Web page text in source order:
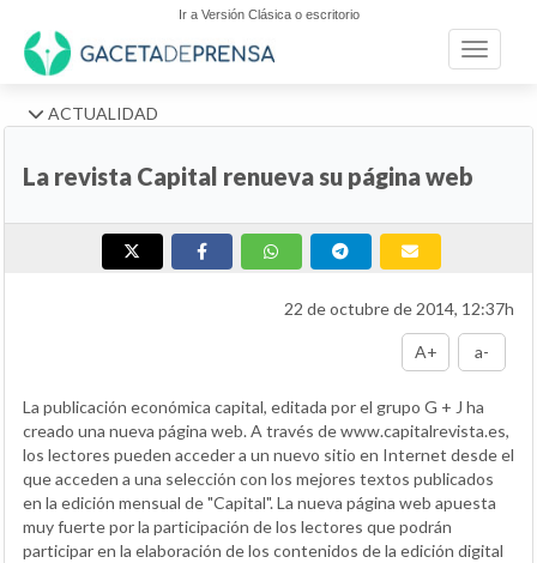
Ir a Versión Clásica o escritorio
Toggle
ACTUALIDAD
La revista Capital renueva su página web
22 de octubre de 2014, 12:37h
A+ a-
La publicación económica capital, editada por el grupo G + J ha
creado una nueva página web. A través de www.capitalrevista.es,
los lectores pueden acceder a un nuevo sitio en Internet desde el
que acceden a una selección con los mejores textos publicados
en la edición mensual de "Capital". La nueva página web apuesta
muy fuerte por la participación de los lectores que podrán
participar en la elaboración de los contenidos de la edición digital